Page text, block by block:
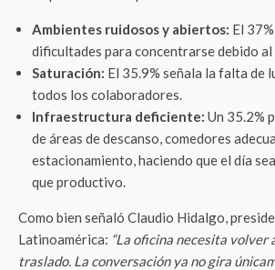
Ambientes ruidosos y abiertos: El
dificultades para concentrarse debido
Saturación: El 35.9% señala la falta de
todos los colaboradores.
Infraestructura deficiente: Un 35.2%
de áreas de descanso, comedores
estacionamiento, haciendo que el día
que productivo.
Como bien señaló Claudio Hidalgo,
Latinoamérica: “La oficina necesita volver
traslado. La conversación ya no gira